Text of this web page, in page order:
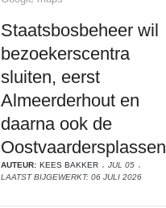
Staatsbosbeheer wil
bezoekerscentra
sluiten, eerst
Almeerderhout en
daarna ook de
Oostvaardersplassen
AUTEUR: KEES BAKKER
JUL 05
LAATST BIJGEWERKT: 06 JULI 2026